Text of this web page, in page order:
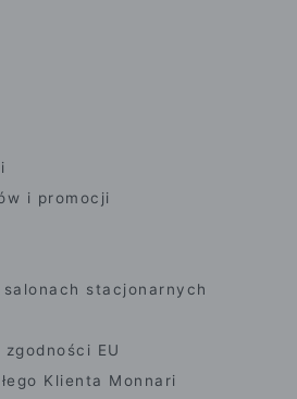
i promocji
stacjonarnych
EU
Klienta Monnari